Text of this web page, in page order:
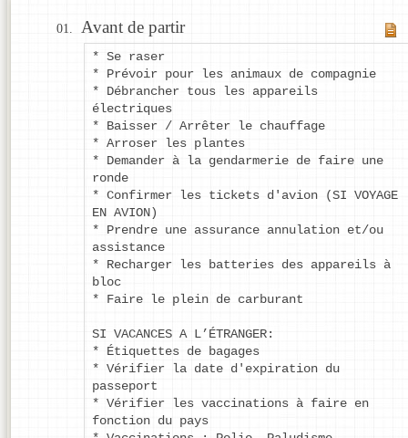
Avant de partir
* Se raser
* Prévoir pour les animaux de compagnie
* Débrancher tous les appareils
électriques
* Baisser / Arrêter le chauffage
* Arroser les plantes
* Demander à la gendarmerie de faire une
ronde
* Confirmer les tickets d'avion (SI VOYAGE
EN AVION)
* Prendre une assurance annulation et/ou
assistance
* Recharger les batteries des appareils à
bloc
* Faire le plein de carburant
SI VACANCES A L’ÉTRANGER:
* Étiquettes de bagages
* Vérifier la date d'expiration du
passeport
* Vérifier les vaccinations à faire en
fonction du pays